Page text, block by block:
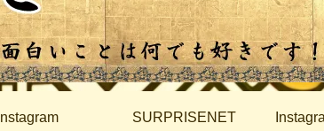
Instagram SURPRISENET